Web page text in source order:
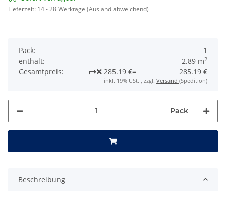
Lieferzeit: 14 - 28 Werktage (Ausland abweichend)
Pack:
enthält:
1
2.89 m2
Gesamtpreis: 285.19 €= 285.19 €
inkl. 19% USt. , zzgl. Versand (Spedition)
Pack
Beschreibung